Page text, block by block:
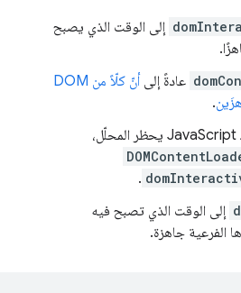
إلى الوقت الذي يصبح
عادةً إلى
أنّ كلّاً من DOM
.
إذا لم يكن هناك JavaScript يحظر المحلّل،
.
إلى الوقت الذي تصبح فيه
الفرعية جاهزة.